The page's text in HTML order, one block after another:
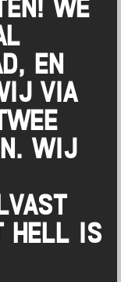
WE
EN
VIA
WIJ
HELL IS